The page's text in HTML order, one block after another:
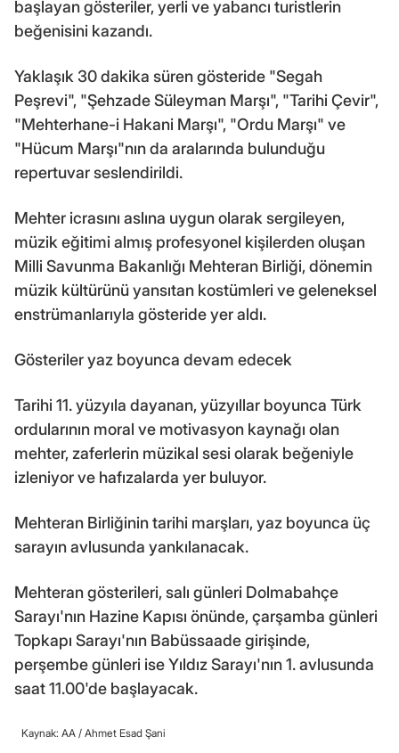
başlayan gösteriler, yerli ve yabancı turistlerin
beğenisini kazandı.
Yaklaşık 30 dakika süren gösteride "Segah
Peşrevi", "Şehzade Süleyman Marşı", "Tarihi Çevir",
"Mehterhane-i Hakani Marşı", "Ordu Marşı" ve
"Hücum Marşı"nın da aralarında bulunduğu
repertuvar seslendirildi.
Mehter icrasını aslına uygun olarak sergileyen,
müzik eğitimi almış profesyonel kişilerden oluşan
Milli Savunma Bakanlığı Mehteran Birliği, dönemin
müzik kültürünü yansıtan kostümleri ve geleneksel
enstrümanlarıyla gösteride yer aldı.
Gösteriler yaz boyunca devam edecek
Tarihi 11. yüzyıla dayanan, yüzyıllar boyunca Türk
ordularının moral ve motivasyon kaynağı olan
mehter, zaferlerin müzikal sesi olarak beğeniyle
izleniyor ve hafızalarda yer buluyor.
Mehteran Birliğinin tarihi marşları, yaz boyunca üç
sarayın avlusunda yankılanacak.
Mehteran gösterileri, salı günleri Dolmabahçe
Sarayı'nın Hazine Kapısı önünde, çarşamba günleri
Topkapı Sarayı'nın Babüssaade girişinde,
perşembe günleri ise Yıldız Sarayı'nın 1. avlusunda
saat 11.00'de başlayacak.
Kaynak: AA / Ahmet Esad Şani